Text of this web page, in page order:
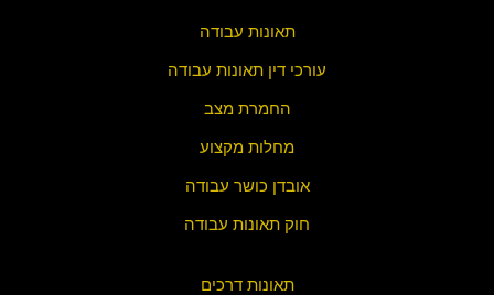
תאונות עבודה
עורכי דין תאונות עבודה
החמרת מצב
מחלות מקצוע
אובדן כושר עבודה
חוק תאונות עבודה
תאונות דרכים